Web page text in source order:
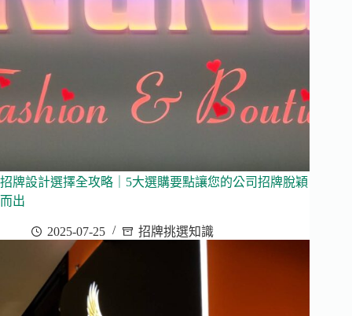
招牌設計選擇全攻略｜5大選購要點讓您的公司招牌脫穎
而出
2025-07-25 招牌挑選知識